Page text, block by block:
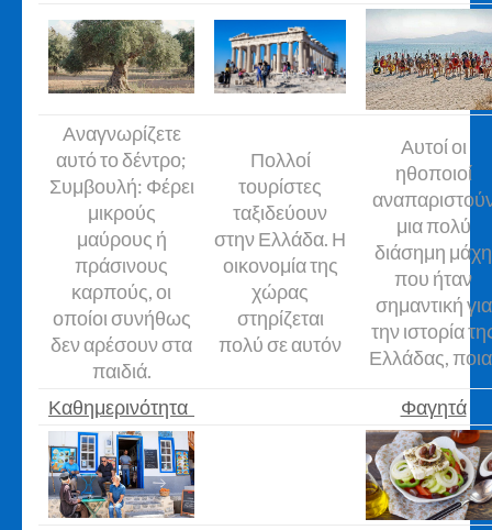
Αναγνωρίζετε
αυτό το δέντρο;
Συμβουλή: Φέρει
μικρούς
μαύρους ή
πράσινους
καρπούς, οι
οποίοι συνήθως
δεν αρέσουν στα
παιδιά.
Πολλοί
τουρίστες
ταξιδεύουν
στην Ελλάδα. Η
οικονομία της
χώρας
στηρίζεται
πολύ σε αυτόν
Αυτοί οι
ηθοποιοί
μια πολύ
διάσημη μάχη
που ήταν
σημαντική για
την ιστορία
Ελλάδας,
Καθημερινότητα Φαγητά